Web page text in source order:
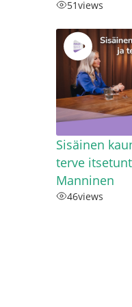
51views
Sisäinen
terve
Manninen
46views